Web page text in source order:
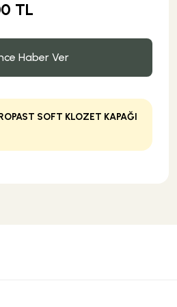
TL
Haber Ver
SOFT KLOZET KAPAĞI